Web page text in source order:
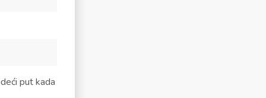
put kada